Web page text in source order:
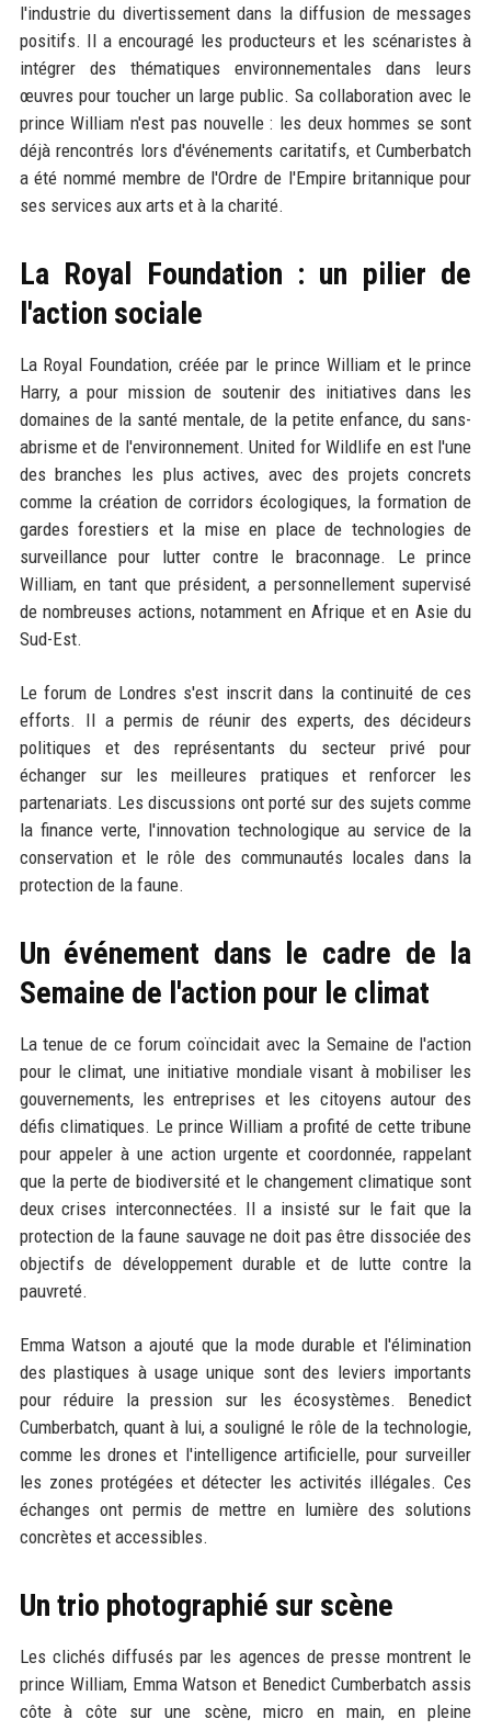
l'industrie du divertissement dans la diffusion de messages
positifs. Il a encouragé les producteurs et les scénaristes à
intégrer des thématiques environnementales dans leurs
œuvres pour toucher un large public. Sa collaboration avec le
prince William n'est pas nouvelle : les deux hommes se sont
déjà rencontrés lors d'événements caritatifs, et Cumberbatch
a été nommé membre de l'Ordre de l'Empire britannique pour
ses services aux arts et à la charité.
La Royal Foundation : un pilier de
l'action sociale
La Royal Foundation, créée par le prince William et le prince
Harry, a pour mission de soutenir des initiatives dans les
domaines de la santé mentale, de la petite enfance, du sans-
abrisme et de l'environnement. United for Wildlife en est l'une
des branches les plus actives, avec des projets concrets
comme la création de corridors écologiques, la formation de
gardes forestiers et la mise en place de technologies de
surveillance pour lutter contre le braconnage. Le prince
William, en tant que président, a personnellement supervisé
de nombreuses actions, notamment en Afrique et en Asie du
Sud-Est.
Le forum de Londres s'est inscrit dans la continuité de ces
efforts. Il a permis de réunir des experts, des décideurs
politiques et des représentants du secteur privé pour
échanger sur les meilleures pratiques et renforcer les
partenariats. Les discussions ont porté sur des sujets comme
la finance verte, l'innovation technologique au service de la
conservation et le rôle des communautés locales dans la
protection de la faune.
Un événement dans le cadre de la
Semaine de l'action pour le climat
La tenue de ce forum coïncidait avec la Semaine de l'action
pour le climat, une initiative mondiale visant à mobiliser les
gouvernements, les entreprises et les citoyens autour des
défis climatiques. Le prince William a profité de cette tribune
pour appeler à une action urgente et coordonnée, rappelant
que la perte de biodiversité et le changement climatique sont
deux crises interconnectées. Il a insisté sur le fait que la
protection de la faune sauvage ne doit pas être dissociée des
objectifs de développement durable et de lutte contre la
pauvreté.
Emma Watson a ajouté que la mode durable et l'élimination
des plastiques à usage unique sont des leviers importants
pour réduire la pression sur les écosystèmes. Benedict
Cumberbatch, quant à lui, a souligné le rôle de la technologie,
comme les drones et l'intelligence artificielle, pour surveiller
les zones protégées et détecter les activités illégales. Ces
échanges ont permis de mettre en lumière des solutions
concrètes et accessibles.
Un trio photographié sur scène
Les clichés diffusés par les agences de presse montrent le
prince William, Emma Watson et Benedict Cumberbatch assis
côte à côte sur une scène, micro en main, en pleine